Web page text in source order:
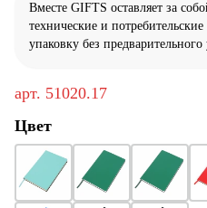
Вместе GIFTS оставляет за
технические и
упаковку без
арт. 51020.17
Цвет